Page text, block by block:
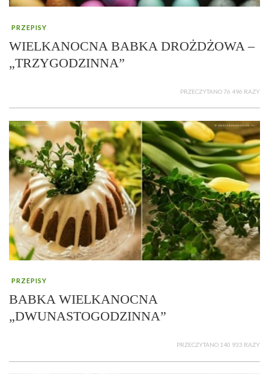
PRZEPISY
WIELKANOCNA BABKA DROŻDŻOWA –
„TRZYGODZINNA”
PRZECZYTANO 76 496 RAZY
PRZEPISY
BABKA WIELKANOCNA
„DWUNASTOGODZINNA”
PRZECZYTANO 140 933 RAZY